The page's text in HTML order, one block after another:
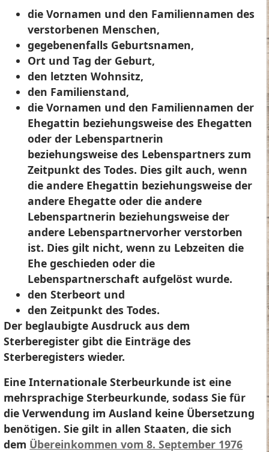
die Vornamen und den Familiennamen des
verstorbenen Menschen,
gegebenenfalls Geburtsnamen,
Ort und Tag der Geburt,
den letzten Wohnsitz,
den Familienstand,
die Vornamen und den Familiennamen der
Ehegattin beziehungsweise des Ehegatten
oder der Lebenspartnerin
beziehungsweise des Lebenspartners zum
Zeitpunkt des Todes. Dies gilt auch, wenn
die andere Ehegattin beziehungsweise der
andere Ehegatte oder die andere
Lebenspartnerin beziehungsweise der
andere Lebenspartnervorher verstorben
ist. Dies gilt nicht, wenn zu Lebzeiten die
Ehe geschieden oder die
Lebenspartnerschaft aufgelöst wurde.
den Sterbeort und
den Zeitpunkt des Todes.
Der beglaubigte Ausdruck aus dem
Sterberegister gibt die Einträge des
Sterberegisters wieder.
Eine Internationale Sterbeurkunde ist eine
mehrsprachige Sterbeurkunde, sodass Sie für
die Verwendung im Ausland keine Übersetzung
benötigen. Sie gilt in allen Staaten, die sich
dem Übereinkommen vom 8. September 1976